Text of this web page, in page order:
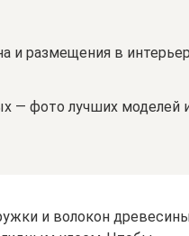
и размещения в
— фото лучших моделей
и волокон